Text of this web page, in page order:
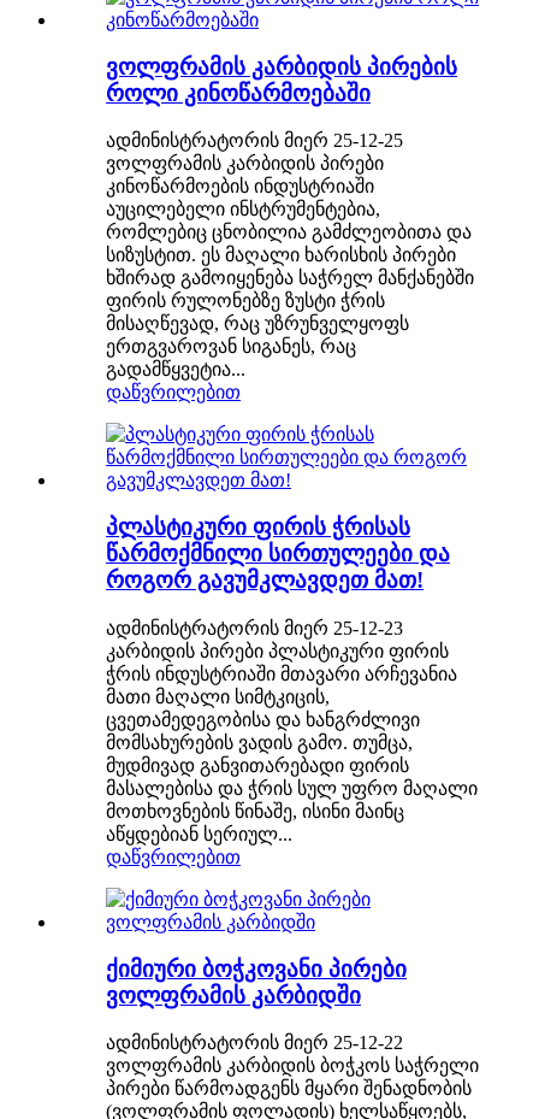
ვოლფრამის კარბიდის პირების
როლი კინოწარმოებაში
ადმინისტრატორის მიერ 25-12-25
ვოლფრამის კარბიდის პირები
კინოწარმოების ინდუსტრიაში
აუცილებელი ინსტრუმენტებია,
რომლებიც ცნობილია გამძლეობითა და
სიზუსტით. ეს მაღალი ხარისხის პირები
ხშირად გამოიყენება საჭრელ მანქანებში
ფირის რულონებზე ზუსტი ჭრის
მისაღწევად, რაც უზრუნველყოფს
ერთგვაროვან სიგანეს, რაც
გადამწყვეტია...
დაწვრილებით
პლასტიკური ფირის ჭრისას
წარმოქმნილი სირთულეები და
როგორ გავუმკლავდეთ მათ!
ადმინისტრატორის მიერ 25-12-23
კარბიდის პირები პლასტიკური ფირის
ჭრის ინდუსტრიაში მთავარი არჩევანია
მათი მაღალი სიმტკიცის,
ცვეთამედეგობისა და ხანგრძლივი
მომსახურების ვადის გამო. თუმცა,
მუდმივად განვითარებადი ფირის
მასალებისა და ჭრის სულ უფრო მაღალი
მოთხოვნების წინაშე, ისინი მაინც
აწყდებიან სერიულ...
დაწვრილებით
ქიმიური ბოჭკოვანი პირები
ვოლფრამის კარბიდში
ადმინისტრატორის მიერ 25-12-22
ვოლფრამის კარბიდის ბოჭკოს საჭრელი
პირები წარმოადგენს მყარი შენადნობის
(ვოლფრამის ფოლადის) ხელსაწყოებს,